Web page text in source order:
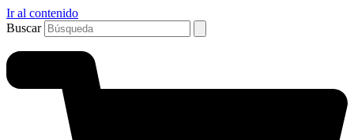
Ir al contenido
Buscar